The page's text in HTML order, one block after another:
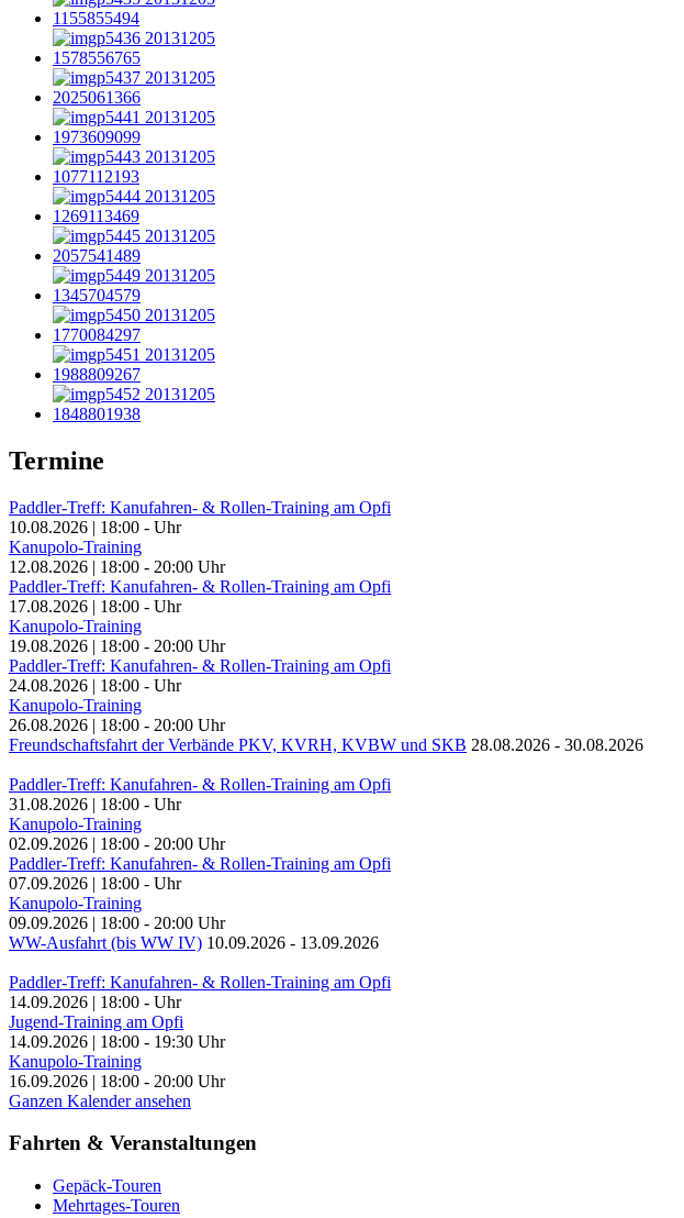
Termine
Paddler-Treff: Kanufahren- & Rollen-Training am Opfi
10.08.2026 | 18:00 - Uhr
Kanupolo-Training
12.08.2026 | 18:00 - 20:00 Uhr
Paddler-Treff: Kanufahren- & Rollen-Training am Opfi
17.08.2026 | 18:00 - Uhr
Kanupolo-Training
19.08.2026 | 18:00 - 20:00 Uhr
Paddler-Treff: Kanufahren- & Rollen-Training am Opfi
24.08.2026 | 18:00 - Uhr
Kanupolo-Training
26.08.2026 | 18:00 - 20:00 Uhr
Freundschaftsfahrt der Verbände PKV, KVRH, KVBW und SKB 28.08.2026 - 30.08.2026
Paddler-Treff: Kanufahren- & Rollen-Training am Opfi
31.08.2026 | 18:00 - Uhr
Kanupolo-Training
02.09.2026 | 18:00 - 20:00 Uhr
Paddler-Treff: Kanufahren- & Rollen-Training am Opfi
07.09.2026 | 18:00 - Uhr
Kanupolo-Training
09.09.2026 | 18:00 - 20:00 Uhr
WW-Ausfahrt (bis WW IV) 10.09.2026 - 13.09.2026
Paddler-Treff: Kanufahren- & Rollen-Training am Opfi
14.09.2026 | 18:00 - Uhr
Jugend-Training am Opfi
14.09.2026 | 18:00 - 19:30 Uhr
Kanupolo-Training
16.09.2026 | 18:00 - 20:00 Uhr
Ganzen Kalender ansehen
Fahrten & Veranstaltungen
Gepäck-Touren
Mehrtages-Touren